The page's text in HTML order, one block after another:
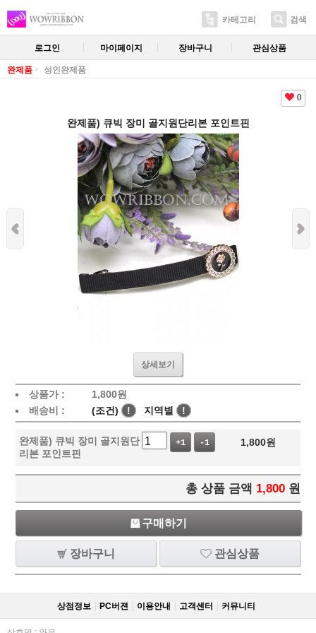
카테고리 검색
로그인 마이페이지 장바구니 관심상품
완제품 성인완제품
0
완제품) 큐빅 장미 골지원단리본 포인트핀
상세보기
상품가 : 1,800원
배송비 :
(조건) ! 지역별 !
완제품) 큐빅 장미 골지원단
리본 포인트핀
+1 -1 1,800원
총 상품 금액 1,800 원
구매하기
장바구니 관심상품
상점정보 PC버젼 이용안내 고객센터 커뮤니티